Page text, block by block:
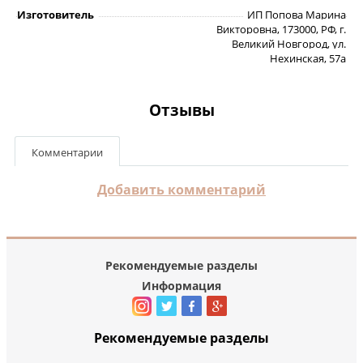
Изготовитель
ИП Попова Марина
Викторовна, 173000, РФ, г.
Великий Новгород, ул.
Нехинская, 57а
Отзывы
Комментарии
Добавить комментарий
Рекомендуемые разделы
Информация
Рекомендуемые разделы